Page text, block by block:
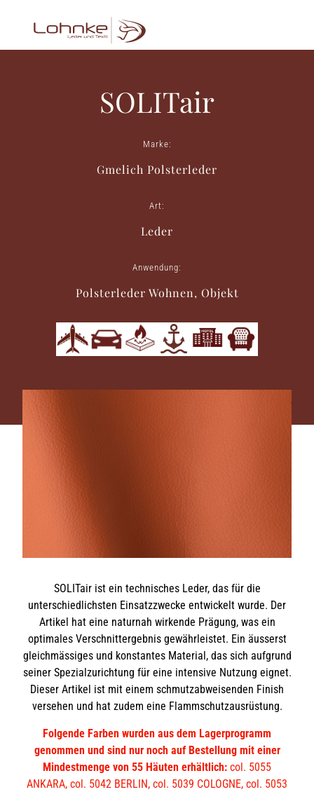
SOLITair
Marke:
Gmelich Polsterleder
Art:
Leder
Anwendung:
Polsterleder Wohnen, Objekt
SOLITair ist ein technisches Leder, das für die
unterschiedlichsten Einsatzzwecke entwickelt wurde. Der
Artikel hat eine naturnah wirkende Prägung, was ein
optimales Verschnittergebnis gewährleistet. Ein äusserst
gleichmässiges und konstantes Material, das sich aufgrund
seiner Spezialzurichtung für eine intensive Nutzung eignet.
Dieser Artikel ist mit einem schmutzabweisenden Finish
versehen und hat zudem eine Flammschutzausrüstung.
Folgende Farben wurden aus dem Lagerprogramm
genommen und sind nur noch auf Bestellung mit einer
Mindestmenge von 55 Häuten erhältlich: col. 5055
ANKARA, col. 5042 BERLIN, col. 5039 COLOGNE, col. 5053